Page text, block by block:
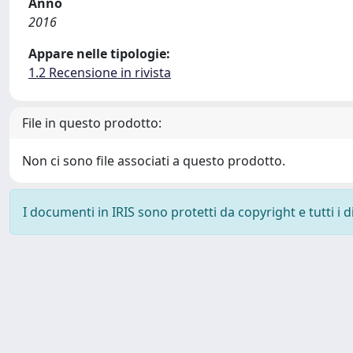
2016
Appare nelle tipologie:
1.2 Recensione in rivista
File in questo prodotto:
Non ci sono file associati a questo prodotto.
I documenti in IRIS sono protetti da copyright e tutti i